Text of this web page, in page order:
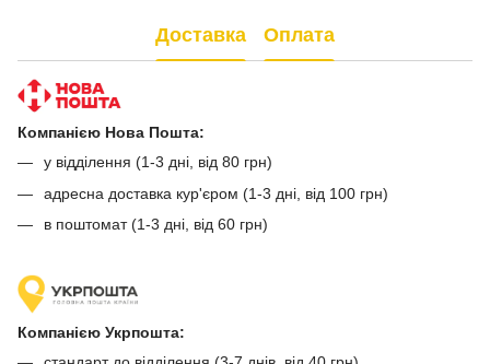
Доставка Оплата
Компанією Нова Пошта:
у відділення (1-3 дні, від 80 грн)
адресна доставка кур'єром (1-3 дні, від 100 грн)
в поштомат (1-3 дні, від 60 грн)
Компанією Укрпошта: